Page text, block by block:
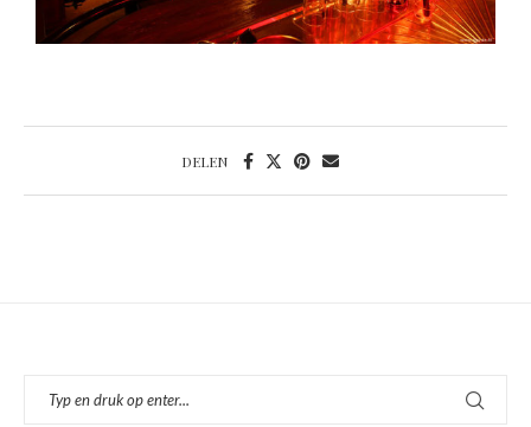
DELEN